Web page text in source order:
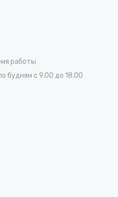
работы
будням с 9.00 до 18.00